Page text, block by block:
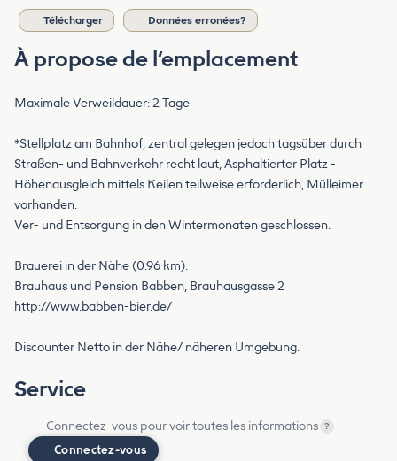
Télécharger Données erronées?
À propose de l’emplacement
Maximale Verweildauer: 2 Tage
*Stellplatz am Bahnhof, zentral gelegen jedoch tagsüber durch
Straßen- und Bahnverkehr recht laut, Asphaltierter Platz -
Höhenausgleich mittels Keilen teilweise erforderlich, Mülleimer
vorhanden.
Ver- und Entsorgung in den Wintermonaten geschlossen.
Brauerei in der Nähe (0.96 km):
Brauhaus und Pension Babben, Brauhausgasse 2
http://www.babben-bier.de/
Discounter Netto in der Nähe/ näheren Umgebung.
Service
Connectez-vous pour voir toutes les informations ?
Connectez-vous